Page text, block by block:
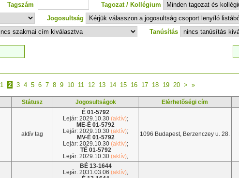
Tagszám
Tagozat / Kollégium
Jogosultság
Tanúsítás
1 2 3 4 5 6 7 8 9 10 11 12 13 14 15 16 17 18 19 20 > »
Státusz Jogosultságok Elérhetőségi cím
aktív tag
É 01-5792
Lejár: 2029.10.30 (aktív);
ME-É 01-5792
Lejár: 2029.10.30 (aktív);
MV-É 01-5792
Lejár: 2029.10.30 (aktív);
TÉ 01-5792
Lejár: 2029.10.30 (aktív);
1096 Budapest, Berzenczey u. 28.
BÉ 13-1644
Lejár: 2031.03.06 (aktív);